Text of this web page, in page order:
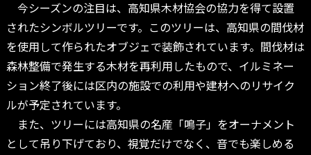
今シーズンの注目は、高知県木材協会の協力を得て設置
されたシンボルツリーです。このツリーは、高知県の間伐材
を使用して作られたオブジェで装飾されています。間伐材は
森林整備で発生する木材を再利用したもので、イルミネー
ション終了後には区内の施設での利用や建材へのリサイク
ルが予定されています。
また、ツリーには高知県の名産「鳴子」をオーナメント
として吊り下げており、視覚だけでなく、音でも楽しめる